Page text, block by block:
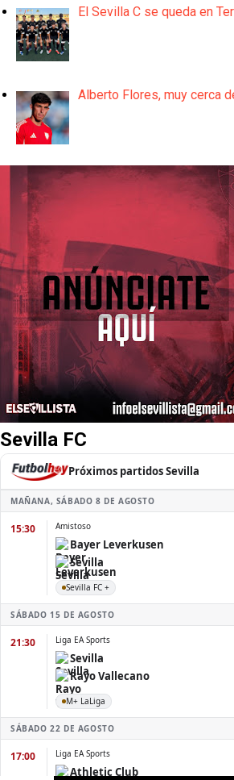
El Sevilla C se queda en
Alberto Flores, muy cerca
Sevilla FC